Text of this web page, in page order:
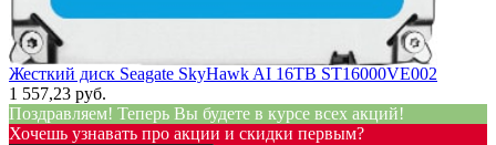
Жесткий диск Seagate SkyHawk AI 16TB ST16000VE002
1 557,23 руб.
Поздравляем! Теперь Вы будете в курсе всех акций!
Хочешь узнавать про акции и скидки первым?